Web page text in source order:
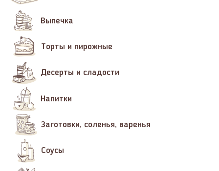
Выпечка
Торты и пирожные
Десерты и сладости
Напитки
Заготовки, соленья, варенья
Соусы